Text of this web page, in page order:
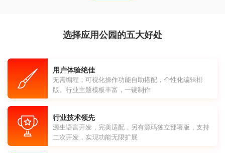
选择应用公园的五大好处
用户体验绝佳
无需编程，可视化操作功能自助搭配，个性化编辑排
版。行业主题模板丰富，一键制作
行业技术领先
源生语言开发，完美适配，另有源码独立部署版，支持
二次开发，实现功能无限扩展